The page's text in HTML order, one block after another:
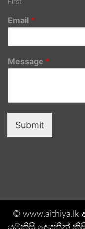
First
Email *
Message *
Submit
©
යම්කිසි දෙයකින්